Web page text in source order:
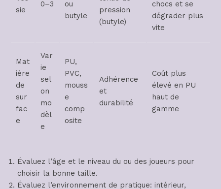
sie
0–3
ou
butyle
pression
(butyle)
chocs et se
dégrader plus
vite
Mat
ière
de
sur
fac
e
Var
ie
sel
on
mo
dèl
e
PU,
PVC,
mouss
e
comp
osite
Adhérence
et
durabilité
Coût plus
élevé en PU
haut de
gamme
Évaluez l’âge et le niveau du ou des joueurs pour
choisir la bonne taille.
Évaluez l’environnement de pratique: intérieur,